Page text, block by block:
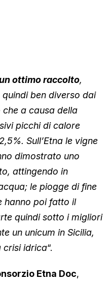
ottimo raccolto,
ben diverso dai
a causa della
picchi di calore
Sull’Etna le vigne
dimostrato uno
attingendo in
le piogge di fine
hanno poi fatto il
quindi sotto i migliori
un unicum in Sicilia,
crisi idrica“.
Etna Doc,